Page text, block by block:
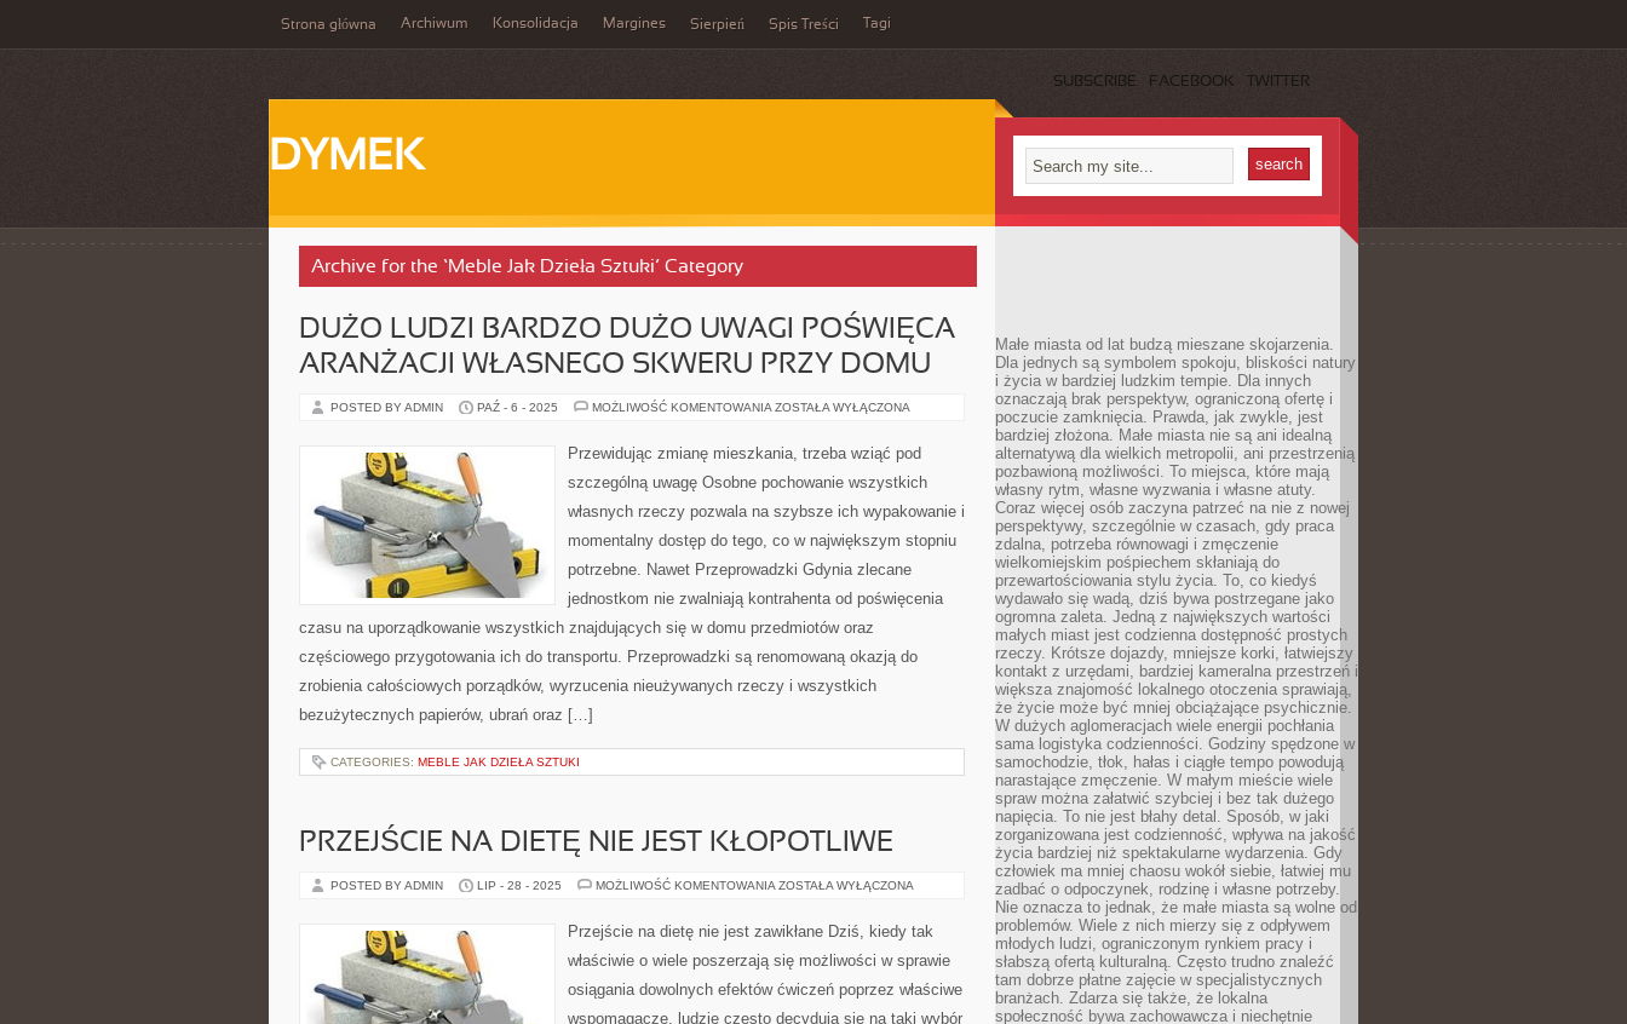
Strona główna Archiwum Konsolidacja Margines Sierpień Spis Treści Tagi
SUBSCRIBE FACEBOOK TWITTER
DYMEK
Archive for the ‘Meble Jak Dzieła Sztuki’ Category
DUŻO LUDZI BARDZO DUŻO UWAGI POŚWIĘCA
ARANŻACJI WŁASNEGO SKWERU PRZY DOMU
POSTED BY ADMIN PAŹ - 6 - 2025 MOŻLIWOŚĆ KOMENTOWANIA DUŻO
DUŻO
UWAGI
ARANŻACJI
SKWERU
DOMU
ZOSTAŁA WYŁĄCZONA
Przewidując zmianę mieszkania, trzeba wziąć pod
szczególną uwagę Osobne pochowanie wszystkich
własnych rzeczy pozwala na szybsze ich wypakowanie i
momentalny dostęp do tego, co w największym stopniu
potrzebne. Nawet Przeprowadzki Gdynia zlecane
jednostkom nie zwalniają kontrahenta od poświęcenia
czasu na uporządkowanie wszystkich znajdujących się w domu przedmiotów oraz
częściowego przygotowania ich do transportu. Przeprowadzki są renomowaną okazją do
zrobienia całościowych porządków, wyrzucenia nieużywanych rzeczy i wszystkich
bezużytecznych papierów, ubrań oraz […]
CATEGORIES: MEBLE JAK DZIEŁA SZTUKI
PRZEJŚCIE NA DIETĘ NIE JEST KŁOPOTLIWE
POSTED BY ADMIN LIP - 28 - 2025 MOŻLIWOŚĆ KOMENTOWANIA PRZEJŚCIE
NIE
JEST
ZOSTAŁA WYŁĄCZONA
Przejście na dietę nie jest zawikłane Dziś, kiedy tak
właściwie o wiele poszerzają się możliwości w sprawie
osiągania dowolnych efektów ćwiczeń poprzez właściwe
wspomagacze, ludzie często decydują się na taki wybór
Małe miasta od lat budzą mieszane skojarzenia.
Dla jednych są symbolem spokoju, bliskości natury
i życia w bardziej ludzkim tempie. Dla innych
oznaczają brak perspektyw, ograniczoną ofertę i
poczucie zamknięcia. Prawda, jak zwykle, jest
bardziej złożona. Małe miasta nie są ani idealną
alternatywą dla wielkich metropolii, ani przestrzenią
pozbawioną możliwości. To miejsca, które mają
własny rytm, własne wyzwania i własne atuty.
Coraz więcej osób zaczyna patrzeć na nie z nowej
perspektywy, szczególnie w czasach, gdy praca
zdalna, potrzeba równowagi i zmęczenie
wielkomiejskim pośpiechem skłaniają do
przewartościowania stylu życia. To, co kiedyś
wydawało się wadą, dziś bywa postrzegane jako
ogromna zaleta. Jedną z największych wartości
małych miast jest codzienna dostępność prostych
rzeczy. Krótsze dojazdy, mniejsze korki, łatwiejszy
kontakt z urzędami, bardziej kameralna przestrzeń i
większa znajomość lokalnego otoczenia sprawiają,
że życie może być mniej obciążające psychicznie.
W dużych aglomeracjach wiele energii pochłania
sama logistyka codzienności. Godziny spędzone w
samochodzie, tłok, hałas i ciągłe tempo powodują
narastające zmęczenie. W małym mieście wiele
spraw można załatwić szybciej i bez tak dużego
napięcia. To nie jest błahy detal. Sposób, w jaki
zorganizowana jest codzienność, wpływa na jakość
życia bardziej niż spektakularne wydarzenia. Gdy
człowiek ma mniej chaosu wokół siebie, łatwiej mu
zadbać o odpoczynek, rodzinę i własne potrzeby.
Nie oznacza to jednak, że małe miasta są wolne od
problemów. Wiele z nich mierzy się z odpływem
młodych ludzi, ograniczonym rynkiem pracy i
słabszą ofertą kulturalną. Często trudno znaleźć
tam dobrze płatne zajęcie w specjalistycznych
branżach. Zdarza się także, że lokalna
społeczność bywa zachowawcza i niechętnie